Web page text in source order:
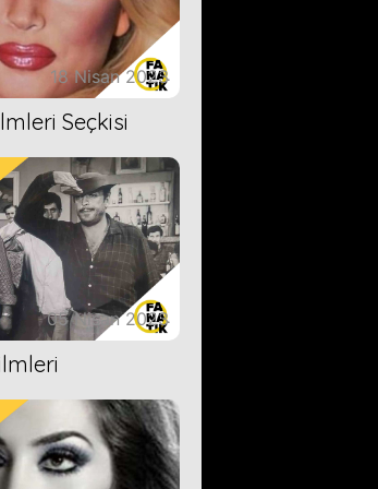
18 Nisan 2023
Seçkisi
05 Nisan 2023